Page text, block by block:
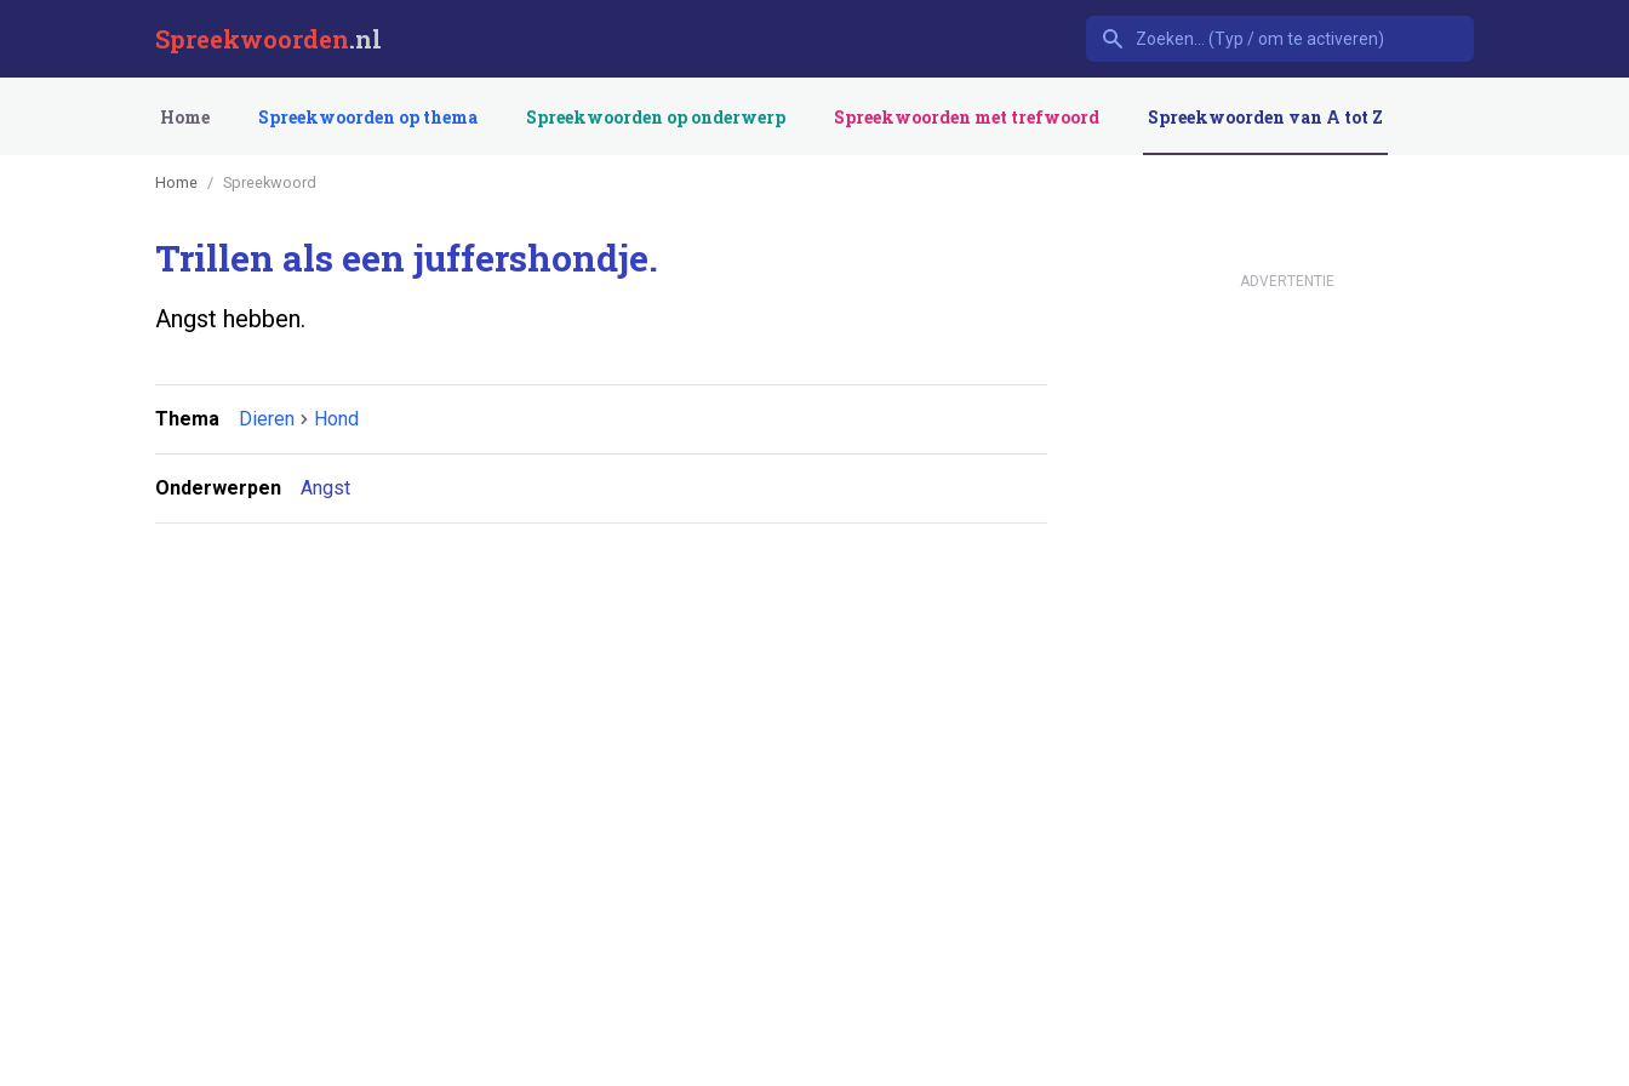
Spreekwoorden.nl
Home Spreekwoorden op thema Spreekwoorden op onderwerp Spreekwoorden met trefwoord Spreekwoorden van A tot Z
Home Spreekwoord
Trillen als een juffershondje.
Angst hebben.
Thema Dieren Hond
Onderwerpen Angst
ADVERTENTIE